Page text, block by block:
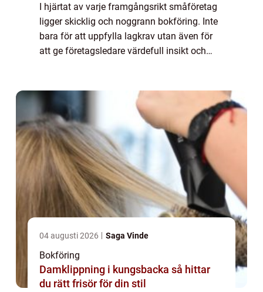
I hjärtat av varje framgångsrikt småföretag
ligger skicklig och noggrann bokföring. Inte
bara för att uppfylla lagkrav utan även för
att ge företagsledare värdefull insikt och
04 augusti 2026 Saga Vinde
Bokföring
Damklippning i kungsbacka så hittar
du rätt frisör för din stil